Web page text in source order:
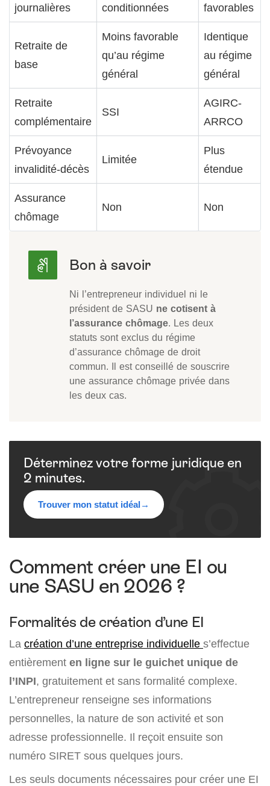
journalières
conditionnées
favorables
Retraite de
base
Moins favorable
qu’au régime
général
Identique
au régime
général
Retraite
complémentaire
SSI
AGIRC-
ARRCO
Prévoyance
invalidité-décès
Limitée
Plus
étendue
Assurance
chômage
Non Non
Ni l’entrepreneur individuel ni le
président de SASU ne cotisent à
l’assurance chômage. Les deux
statuts sont exclus du régime
d’assurance chômage de droit
commun. Il est conseillé de souscrire
une assurance chômage privée dans
les deux cas.
Déterminez votre forme juridique en
2 minutes.
Trouver mon statut idéal→
Comment créer une EI ou
une SASU en 2026 ?
Formalités de création d’une EI
La création d’une entreprise individuelle s’effectue
entièrement en ligne sur le guichet unique de
l’INPI, gratuitement et sans formalité complexe.
L’entrepreneur renseigne ses informations
personnelles, la nature de son activité et son
adresse professionnelle. Il reçoit ensuite son
numéro SIRET sous quelques jours.
Les seuls documents nécessaires pour créer une EI